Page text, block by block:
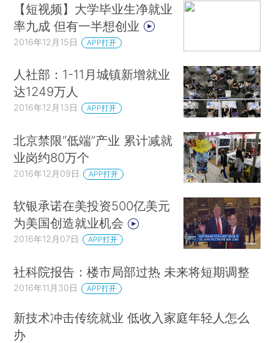
【短视频】大学毕业生净就业
率九成 但有一半想创业
2016年12月15日 APP打开
人社部：1-11月城镇新增就业
达1249万人
2016年12月13日 APP打开
北京禁限“低端”产业 累计减就
业岗约80万个
2016年12月09日 APP打开
软银承诺在美投资500亿美元
为美国创造就业机会
2016年12月07日 APP打开
社科院报告：楼市局部过热 未来将短期调整
2016年11月30日 APP打开
新技术冲击传统就业 低收入家庭年轻人怎么
办